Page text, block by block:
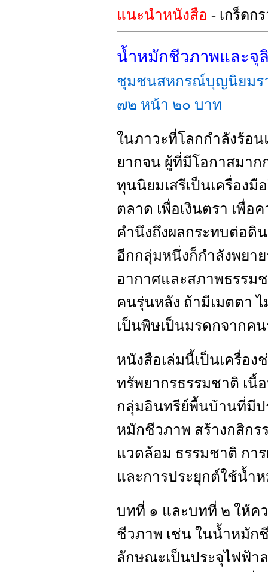
แนะนำหนังสือ - เกร็ดก
น้ำหมักชีวภาพและจุ
ชุมชนสหกรณ์บุญนิยมร
๗๒ หน้า ๒๐ บาท
ในภาวะที่โลกกำลังร้อ
ยากจน ผู้ที่มีโอกาสมา
ทุนนิยมเสรีเป็นเครื่องมื
ตลาด เพื่อเงินตรา เพื่อ
คำนึงถึงผลกระทบต่อดิ
อีกกลุ่มหนึ่งก็กำลังพยา
อากาศและสภาพธรรม
คนรุ่นหลัง ถ้ามีเมตตา
เป็นพิษเป็นมรดกจากค
หนังสือเล่มนี้เป็นเครื่อ
ทรัพยากรธรรมชาติ เนื้
กลุ่มอินทรีย์พื้นบ้านที่มีป
หมักชีวภาพ สร้างกสิกร
แวดล้อม ธรรมชาติ กา
และการประยุกต์ใช้น้ำ
บทที่ ๑ และบทที่ ๒ ให้ค
ชีวภาพ เช่น ในน้ำหมัก
ลักษณะเป็นประจุไฟฟ้า